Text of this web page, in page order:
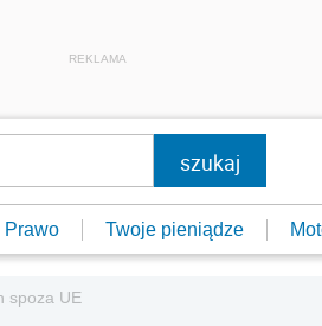
REKLAMA
Prawo Twoje pieniądze
spoza UE